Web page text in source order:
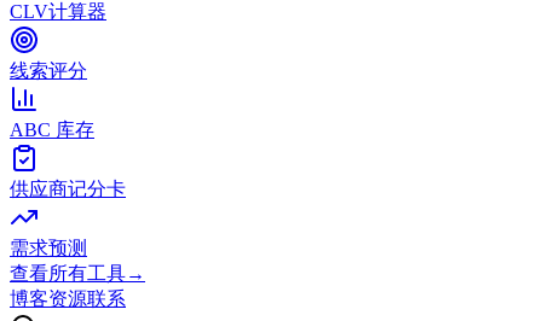
CLV计算器
线索评分
ABC 库存
供应商记分卡
需求预测
查看所有工具→
博客资源联系